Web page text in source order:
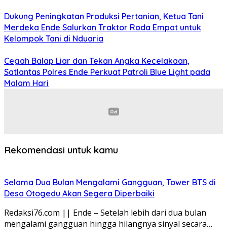
Dukung Peningkatan Produksi Pertanian, Ketua Tani
Merdeka Ende Salurkan Traktor Roda Empat untuk
Kelompok Tani di Nduaria
Cegah Balap Liar dan Tekan Angka Kecelakaan,
Satlantas Polres Ende Perkuat Patroli Blue Light pada
Malam Hari
Rekomendasi untuk kamu
Selama Dua Bulan Mengalami Gangguan, Tower BTS di
Desa Otogedu Akan Segera Diperbaiki
Redaksi76.com || Ende – Setelah lebih dari dua bulan
mengalami gangguan hingga hilangnya sinyal secara…